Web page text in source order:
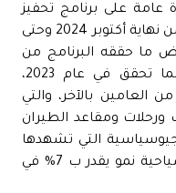
على برنامج تحفيز
الطيران الحالي والذي بدأ العمل به من نهاية أكتوبر 2024 وحتى
استعراض ما حققه البرنامج من
نتائج خلال عام 2024 ومقارنتها بما تحقق في عام 2023،
العامين بالآخر، والتي
ومقاعد الطيران
التي تشهدها
المنطقة، بجانب تحقيق الحركة السياحية نمو يقدر ب 7% في